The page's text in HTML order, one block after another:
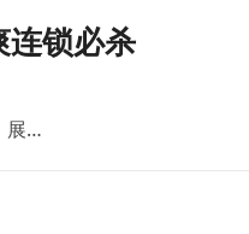
连锁必杀
展…